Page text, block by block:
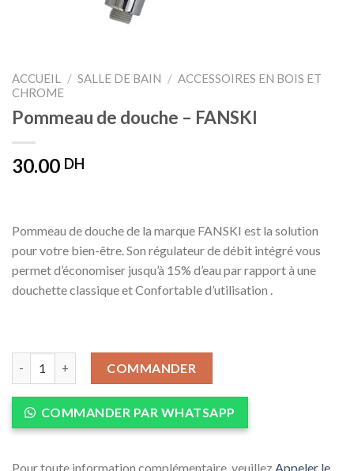
ACCUEIL / SALLE DE BAIN / ACCESSOIRES EN BOIS ET
CHROME
Pommeau de douche – FANSKI
30.00 DH
Pommeau de douche de la marque FANSKI est la solution
pour votre bien-être. Son régulateur de débit intégré vous
permet d’économiser jusqu’à 15% d’eau par rapport à une
douchette classique et Confortable d’utilisation .
COMMANDER
COMMANDER PAR WHATSAPP
Pour toute information complémentaire, veuillez Appeler le